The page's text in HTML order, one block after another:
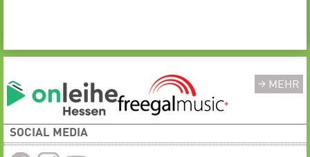
MEHR
SOCIAL MEDIA